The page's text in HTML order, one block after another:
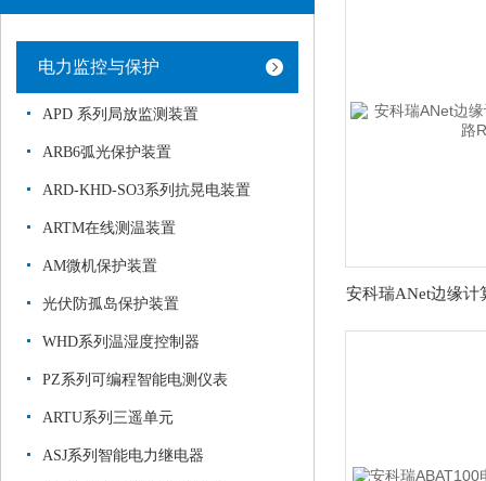
电力监控与保护
APD 系列局放监测装置
ARB6弧光保护装置
ARD-KHD-SO3系列抗晃电装置
ARTM在线测温装置
AM微机保护装置
光伏防孤岛保护装置
WHD系列温湿度控制器
PZ系列可编程智能电测仪表
ARTU系列三遥单元
ASJ系列智能电力继电器